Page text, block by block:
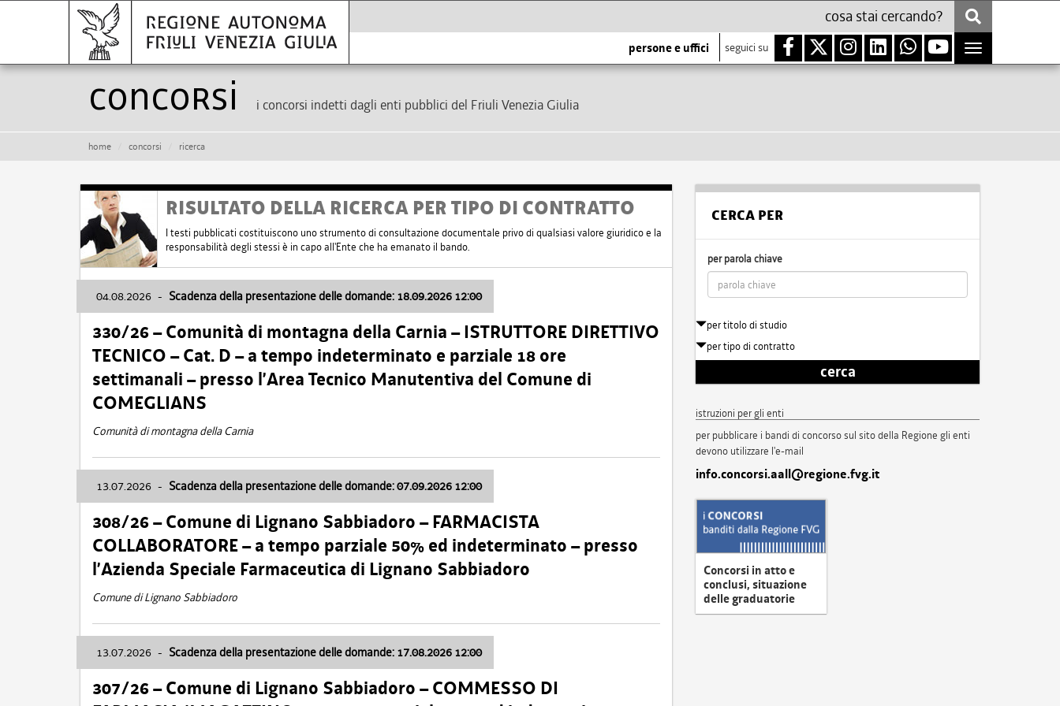
persone e uffici seguici su
Toggle
navigation
Concorsi i concorsi indetti dagli enti pubblici del Friuli Venezia Giulia
home concorsi ricerca
RISULTATO DELLA RICERCA PER TIPO DI CONTRATTO
I testi pubblicati costituiscono uno strumento di consultazione documentale privo di qualsiasi valore giuridico e la
responsabilità degli stessi è in capo all'Ente che ha emanato il bando.
04.08.2026 - Scadenza della presentazione delle domande: 18.09.2026 12:00
330/26 – Comunità di montagna della Carnia – ISTRUTTORE DIRETTIVO
TECNICO – Cat. D – a tempo indeterminato e parziale 18 ore
settimanali – presso l’Area Tecnico Manutentiva del Comune di
COMEGLIANS
Comunità di montagna della Carnia
13.07.2026 - Scadenza della presentazione delle domande: 07.09.2026 12:00
308/26 – Comune di Lignano Sabbiadoro – FARMACISTA
COLLABORATORE – a tempo parziale 50% ed indeterminato – presso
l’Azienda Speciale Farmaceutica di Lignano Sabbiadoro
Comune di Lignano Sabbiadoro
13.07.2026 - Scadenza della presentazione delle domande: 17.08.2026 12:00
307/26 – Comune di Lignano Sabbiadoro – COMMESSO DI
CERCA PER
per parola chiave
per titolo di studio
per tipo di contratto
cerca
istruzioni per gli enti
per pubblicare i bandi di concorso sul sito della Regione gli enti
devono utilizzare l'e-mail
info.concorsi.aall@regione.fvg.it
Concorsi in atto e
conclusi, situazione
delle graduatorie